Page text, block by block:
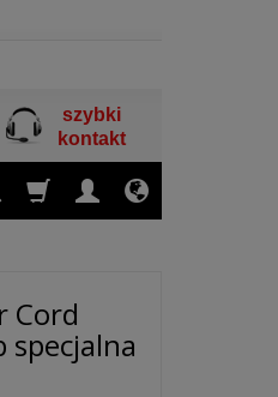
szybki
kontakt
Cord
specjalna